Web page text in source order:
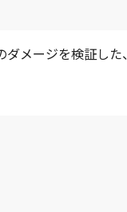
メージを検証した、